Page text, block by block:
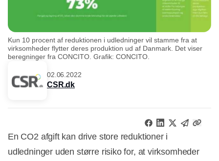
Kun 10 procent af reduktionen i udledninger vil stamme fra at
virksomheder flytter deres produktion ud af Danmark. Det viser
beregninger fra CONCITO. Grafik: CONCITO.
02.06.2022
CSR.dk
En CO2 afgift kan drive store reduktioner i
udledninger uden større risiko for, at virksomheder